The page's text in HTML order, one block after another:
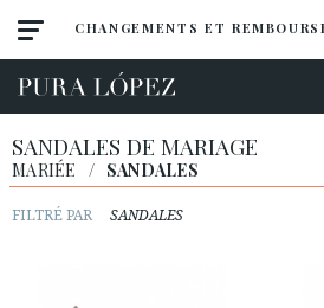
CHANGEMENTS ET
SANDALES DE MARIAGE
MARIÉE / SANDALES
FILTRÉ PAR SANDALES